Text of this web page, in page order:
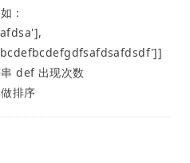
：
def 出现次数
排序